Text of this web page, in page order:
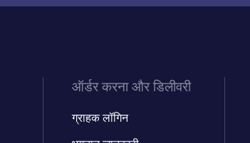
ऑर्डर करना और डिलीवरी
ग्राहक लॉगिन